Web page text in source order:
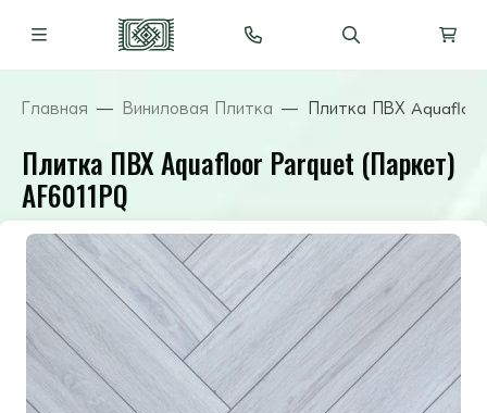
Главная Виниловая Плитка Плитка ПВХ
Плитка ПВХ Aquafloor Parquet (Паркет)
AF6011PQ